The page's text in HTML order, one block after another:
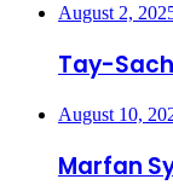
August 2,
Tay-
August 10,
Marfan